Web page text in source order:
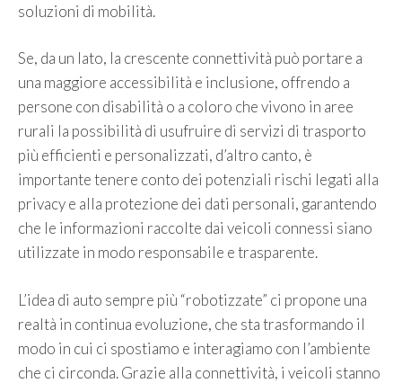
soluzioni di mobilità.
Se, da un lato, la crescente connettività può portare a
una maggiore accessibilità e inclusione, offrendo a
persone con disabilità o a coloro che vivono in aree
rurali la possibilità di usufruire di servizi di trasporto
più efficienti e personalizzati, d’altro canto, è
importante tenere conto dei potenziali rischi legati alla
privacy e alla protezione dei dati personali, garantendo
che le informazioni raccolte dai veicoli connessi siano
utilizzate in modo responsabile e trasparente.
L’idea di auto sempre più “robotizzate” ci propone una
realtà in continua evoluzione, che sta trasformando il
modo in cui ci spostiamo e interagiamo con l’ambiente
che ci circonda. Grazie alla connettività, i veicoli stanno